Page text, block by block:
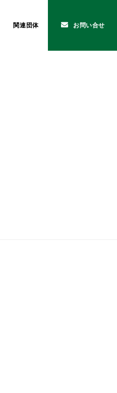
関連団体 お問い合せ